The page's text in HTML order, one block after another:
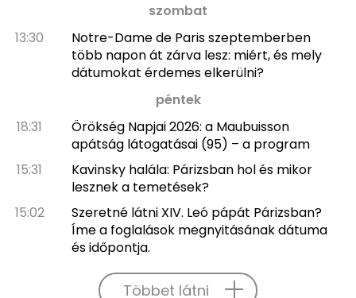
szombat
13:30
Notre-Dame de Paris szeptemberben
több napon át zárva lesz: miért, és mely
dátumokat érdemes elkerülni?
péntek
18:31
Örökség Napjai 2026: a Maubuisson
apátság látogatásai (95) – a program
15:31
Kavinsky halála: Párizsban hol és mikor
lesznek a temetések?
15:02
Szeretné látni XIV. Leó pápát Párizsban?
Íme a foglalások megnyitásának dátuma
és időpontja.
Többet látni